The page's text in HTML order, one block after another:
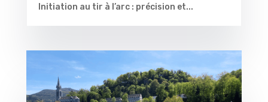
Initiation au tir à l’arc : précision et...